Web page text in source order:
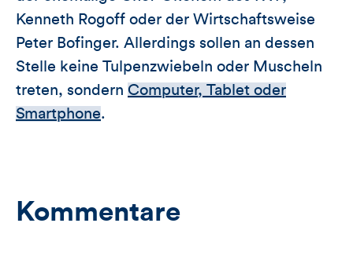
Kenneth Rogoff oder der Wirtschaftsweise
Peter Bofinger. Allerdings sollen an dessen
Stelle keine Tulpenzwiebeln oder Muscheln
treten, sondern Computer, Tablet oder
Smartphone.
Kommentare